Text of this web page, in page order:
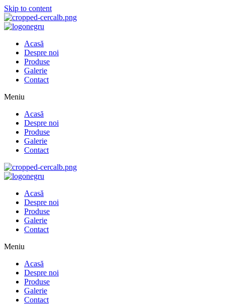
Skip to content
Acasă
Despre noi
Produse
Galerie
Contact
Meniu
Acasă
Despre noi
Produse
Galerie
Contact
Acasă
Despre noi
Produse
Galerie
Contact
Meniu
Acasă
Despre noi
Produse
Galerie
Contact